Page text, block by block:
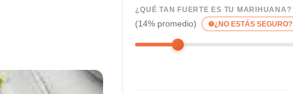
¿QUÉ TAN FUERTE ES TU MARIHUANA?
(14% promedio) ¿NO ESTÁS SEGURO?